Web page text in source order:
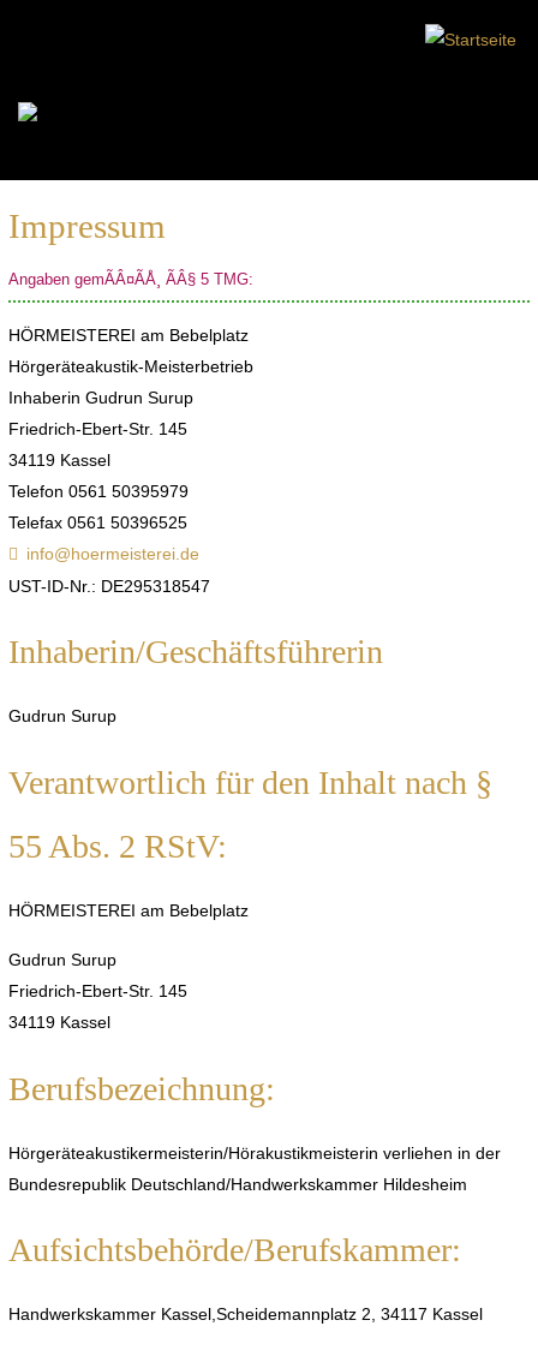
Impressum
Angaben gemÃÂ¤ÃÅ¸ ÃÂ§ 5 TMG:
HÖRMEISTEREI am Bebelplatz
Hörgeräteakustik-Meisterbetrieb
Inhaberin Gudrun Surup
Friedrich-Ebert-Str. 145
34119 Kassel
Telefon 0561 50395979
Telefax 0561 50396525
info@hoermeisterei.de
UST-ID-Nr.: DE295318547
Inhaberin/Geschäftsführerin
Gudrun Surup
Verantwortlich für den Inhalt nach §
55 Abs. 2 RStV:
HÖRMEISTEREI am Bebelplatz
Gudrun Surup
Friedrich-Ebert-Str. 145
34119 Kassel
Berufsbezeichnung:
Hörgeräteakustikermeisterin/Hörakustikmeisterin verliehen in der
Bundesrepublik Deutschland/Handwerkskammer Hildesheim
Aufsichtsbehörde/Berufskammer:
Handwerkskammer Kassel,Scheidemannplatz 2, 34117 Kassel